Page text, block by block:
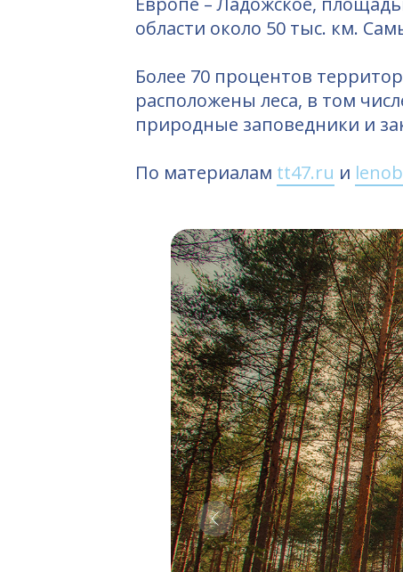
области около 50 тыс. км.
Более 70 процентов
расположены леса, в том
природные заповедники и
По материалам tt47.ru и